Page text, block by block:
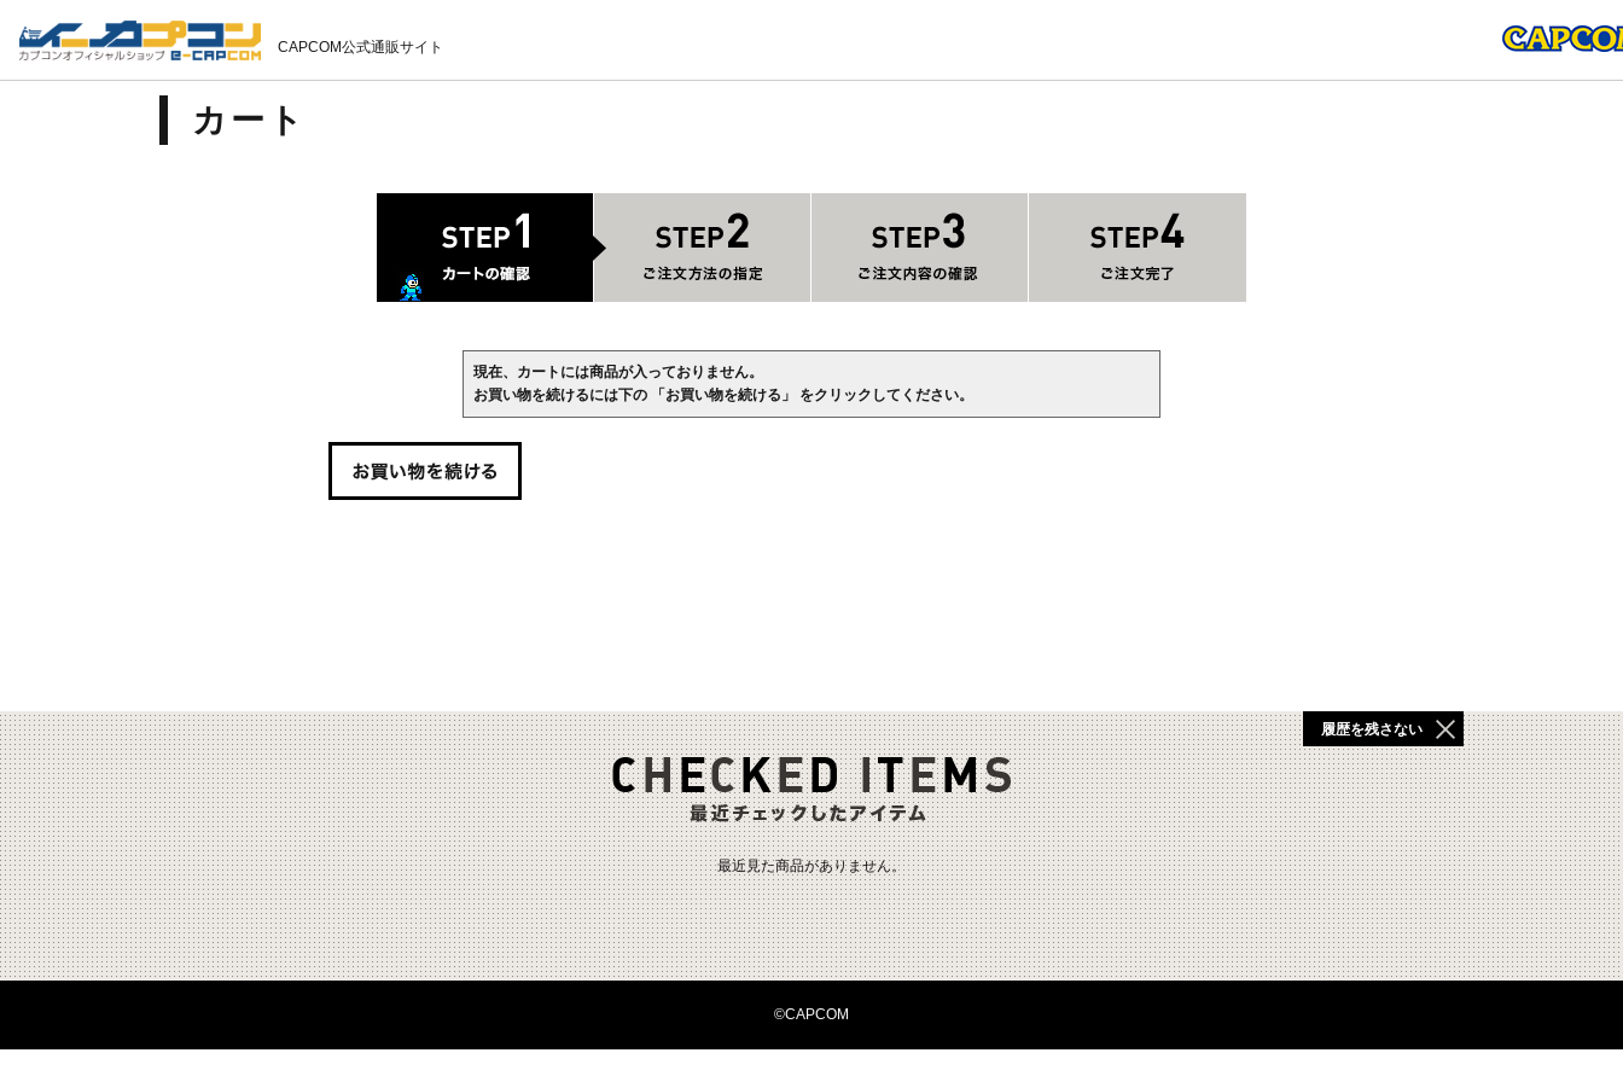
CAPCOM公式通販サイト
カート
現在、カートには商品が入っておりません。
お買い物を続けるには下の 「お買い物を続ける」 をクリックしてください。
最近見た商品がありません。
履歴を残さない
©CAPCOM